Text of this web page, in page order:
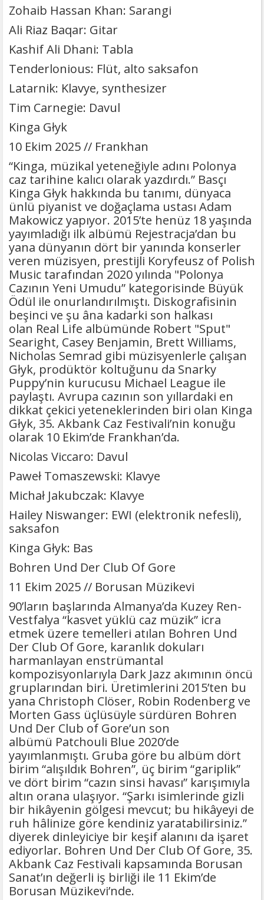
Zohaib Hassan Khan: Sarangi
Ali Riaz Baqar: Gitar
Kashif Ali Dhani: Tabla
Tenderlonious: Flüt, alto saksafon
Latarnik: Klavye, synthesizer
Tim Carnegie: Davul
Kinga Głyk
10 Ekim 2025 // Frankhan
“Kinga, müzikal yeteneğiyle adını Polonya
caz tarihine kalıcı olarak yazdırdı.” Basçı
Kinga Głyk hakkında bu tanımı, dünyaca
ünlü piyanist ve doğaçlama ustası Adam
Makowicz yapıyor. 2015’te henüz 18 yaşında
yayımladığı ilk albümü Rejestracja’dan bu
yana dünyanın dört bir yanında konserler
veren müzisyen, prestijli Koryfeusz of Polish
Music tarafından 2020 yılında "Polonya
Cazının Yeni Umudu” kategorisinde Büyük
Ödül ile onurlandırılmıştı. Diskografisinin
beşinci ve şu âna kadarki son halkası
olan Real Life albümünde Robert "Sput"
Searight, Casey Benjamin, Brett Williams,
Nicholas Semrad gibi müzisyenlerle çalışan
Głyk, prodüktör koltuğunu da Snarky
Puppy’nin kurucusu Michael League ile
paylaştı. Avrupa cazının son yıllardaki en
dikkat çekici yeteneklerinden biri olan Kinga
Głyk, 35. Akbank Caz Festivali’nin konuğu
olarak 10 Ekim’de Frankhan’da.
Nicolas Viccaro: Davul
Paweł Tomaszewski: Klavye
Michał Jakubczak: Klavye
Hailey Niswanger: EWI (elektronik nefesli),
saksafon
Kinga Głyk: Bas
Bohren Und Der Club Of Gore
11 Ekim 2025 // Borusan Müzikevi
90’ların başlarında Almanya’da Kuzey Ren-
Vestfalya “kasvet yüklü caz müzik” icra
etmek üzere temelleri atılan Bohren Und
Der Club Of Gore, karanlık dokuları
harmanlayan enstrümantal
kompozisyonlarıyla Dark Jazz akımının öncü
gruplarından biri. Üretimlerini 2015’ten bu
yana Christoph Clöser, Robin Rodenberg ve
Morten Gass üçlüsüyle sürdüren Bohren
Und Der Club of Gore’un son
albümü Patchouli Blue 2020’de
yayımlanmıştı. Gruba göre bu albüm dört
birim “alışıldık Bohren”, üç birim “gariplik”
ve dört birim “cazın sinsi havası” karışımıyla
altın orana ulaşıyor. “Şarkı isimlerinde gizli
bir hikâyenin gölgesi mevcut; bu hikâyeyi de
ruh hâlinize göre kendiniz yaratabilirsiniz.”
diyerek dinleyiciye bir keşif alanını da işaret
ediyorlar. Bohren Und Der Club Of Gore, 35.
Akbank Caz Festivali kapsamında Borusan
Sanat’ın değerli iş birliği ile 11 Ekim’de
Borusan Müzikevi’nde.